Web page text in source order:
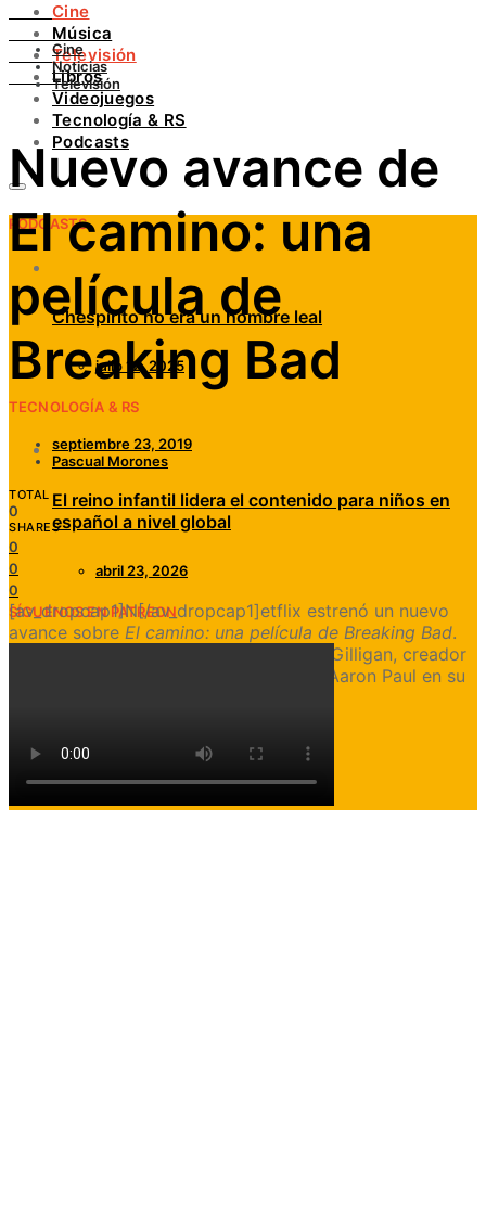
INSTAGRAM
PINTEREST
YOUTUBE
LINKEDIN
Cine
Música
Televisión
Libros
Videojuegos
Tecnología & RS
Podcasts
PODCASTS
Chespirito no era un hombre leal
julio 12, 2025
TECNOLOGÍA & RS
El reino infantil lidera el contenido para niños en
español a nivel global
abril 23, 2026
SÍGUENOS EN PATREON
Cine
Noticias
Televisión
Nuevo avance de
El camino: una
película de
Breaking Bad
septiembre 23, 2019
Pascual Morones
TOTAL
0
SHARES
0
0
0
[av_dropcap1]N[/av_dropcap1]etflix estrenó un nuevo
avance sobre El camino: una película de Breaking Bad.
La cinta es escrita y dirigida por Vince Gilligan, creador
, y protagonizada por Aaron Paul en su